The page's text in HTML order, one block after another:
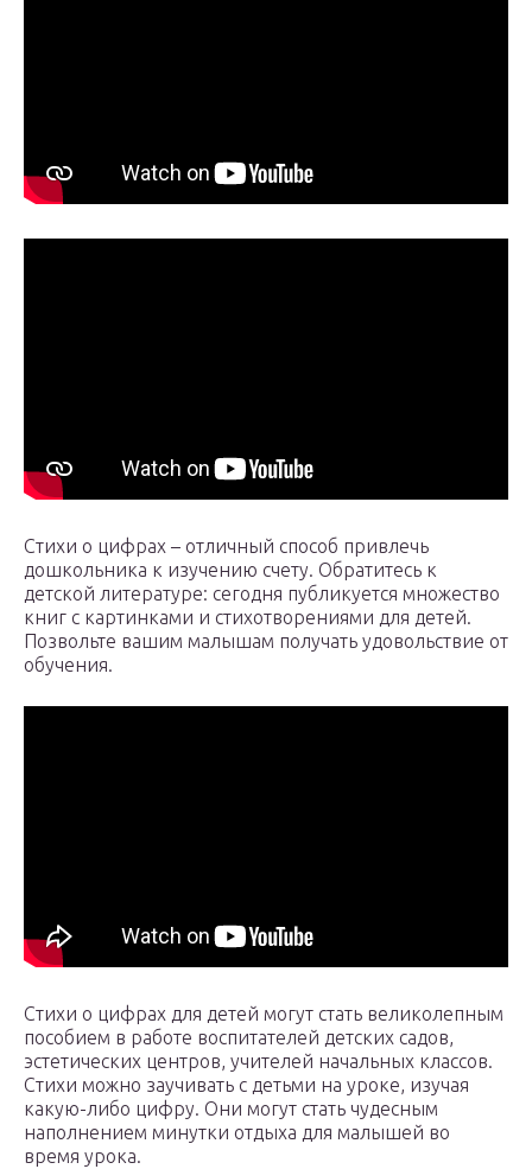
Стихи о цифрах – отличный способ привлечь
дошкольника к изучению счету. Обратитесь к
детской литературе: сегодня публикуется множество
книг с картинками и стихотворениями для детей.
Позвольте вашим малышам получать удовольствие от
обучения.
Стихи о цифрах для детей могут стать великолепным
пособием в работе воспитателей детских садов,
эстетических центров, учителей начальных классов.
Стихи можно заучивать с детьми на уроке, изучая
какую-либо цифру. Они могут стать чудесным
наполнением минутки отдыха для малышей во
время урока.